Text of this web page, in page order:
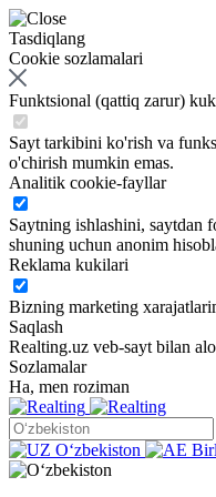
Tasdiqlang
Cookie sozlamalari
Funktsional (qattiq zarur)
Sayt tarkibini ko'rish va
o'chirish mumkin emas.
Analitik cookie-fayllar
Saytning ishlashini, saytdan
shuning uchun anonim
Reklama kukilari
Bizning marketing
Saqlash
Realting.uz veb-sayt bilan
Sozlamalar
Ha, men roziman
Oʻzbekiston